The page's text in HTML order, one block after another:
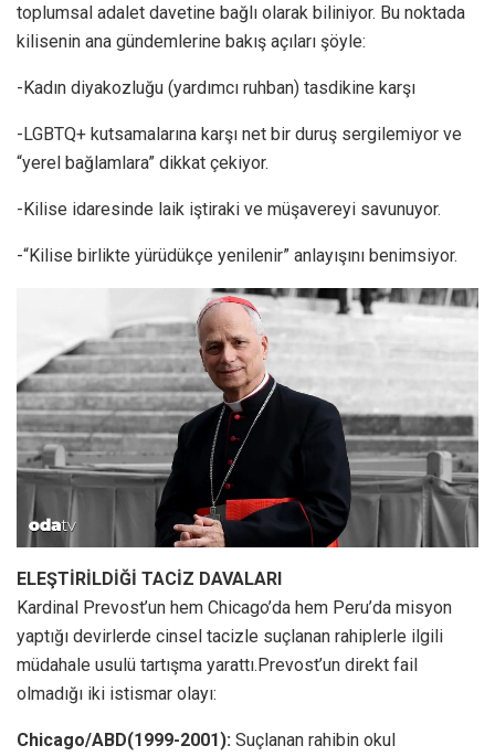
toplumsal adalet davetine bağlı olarak biliniyor. Bu noktada
kilisenin ana gündemlerine bakış açıları şöyle:
-Kadın diyakozluğu (yardımcı ruhban) tasdikine karşı
-LGBTQ+ kutsamalarına karşı net bir duruş sergilemiyor ve
“yerel bağlamlara” dikkat çekiyor.
-Kilise idaresinde laik iştiraki ve müşavereyi savunuyor.
-“Kilise birlikte yürüdükçe yenilenir” anlayışını benimsiyor.
ELEŞTİRİLDİĞİ TACİZ DAVALARI
Kardinal Prevost’un hem Chicago’da hem Peru’da misyon
yaptığı devirlerde cinsel tacizle suçlanan rahiplerle ilgili
müdahale usulü tartışma yarattı.Prevost’un direkt fail
olmadığı iki istismar olayı:
Chicago/ABD(1999-2001): Suçlanan rahibin okul